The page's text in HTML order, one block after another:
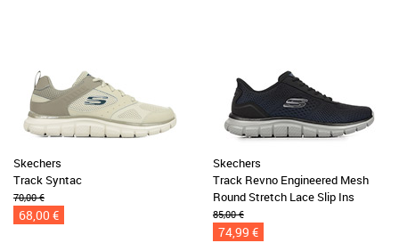
Skechers
Track Syntac
70,00 €
68,00 €
Skechers
Track Revno Engineered Mesh
Round Stretch Lace Slip Ins
85,00 €
74,99 €